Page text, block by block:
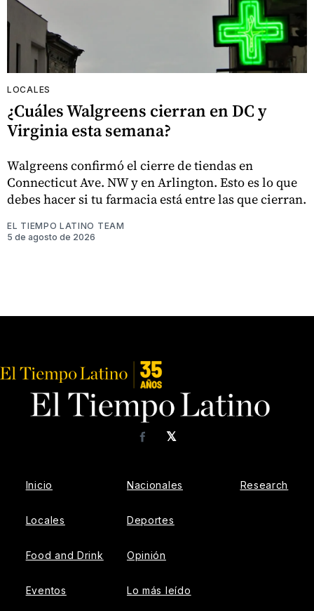
LOCALES
¿Cuáles Walgreens cierran en DC y
Virginia esta semana?
Walgreens confirmó el cierre de tiendas en
Connecticut Ave. NW y en Arlington. Esto es lo que
debes hacer si tu farmacia está entre las que cierran.
EL TIEMPO LATINO TEAM
5 de agosto de 2026
𝕏
Facebook
Inicio
Locales
Food and Drink
Eventos
Nacionales
Deportes
Opinión
Lo más leído
Research